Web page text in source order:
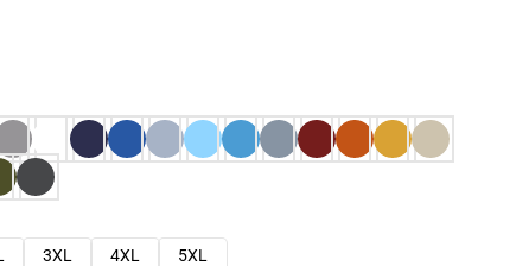
3XL 4XL
5XL